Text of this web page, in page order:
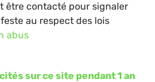
être contacté pour signaler
au respect des lois
abus
sur ce site pendant 1 an